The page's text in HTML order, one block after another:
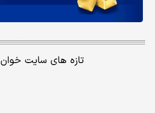
تازه های سایت خوان